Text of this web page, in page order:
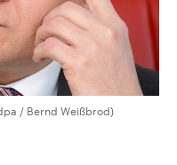
/ Bernd Weißbrod)